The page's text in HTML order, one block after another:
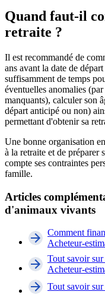
Quand faut-il
retraite ?
Il est recommandé de
ans avant la date de
suffisamment de temps
éventuelles anomalies
manquants), calculer son
départ anticipé ou non)
permettant d'obtenir sa
Une bonne organisation
à la retraite et de préparer
compte ses contraintes
famille.
Articles
d'animaux vivants
Comment
Acheteur-
Tout savoir
Acheteur-
Tout savoir